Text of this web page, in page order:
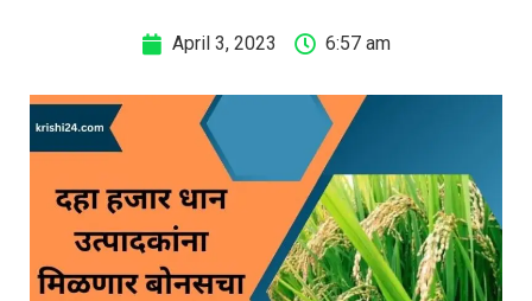
April 3, 2023 6:57 am